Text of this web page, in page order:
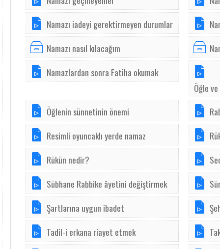
Namazı iadeyi gerektirmeyen durumlar
Namazı nasıl kılacağım
Namazlardan sonra Fatiha okumak
Öğle
Öğlenin sünnetinin önemi
Resimli oyuncaklı yerde namaz
Rükün nedir?
Sübhane Rabbike âyetini değiştirmek
Şartlarına uygun ibadet
Tadil-i erkana riayet etmek